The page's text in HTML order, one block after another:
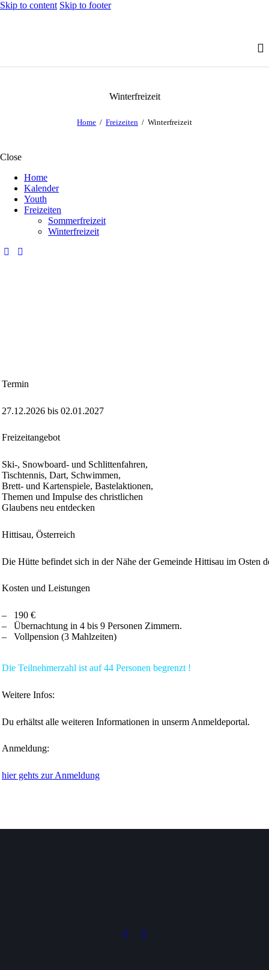
Skip to content Skip to footer
Winterfreizeit
Home Freizeiten Winterfreizeit
Close
Home
Kalender
Youth
Freizeiten
Sommerfreizeit
Winterfreizeit
Termin
27.12.2026 bis 02.01.2027
Freizeitangebot
Ski-, Snowboard- und Schlittenfahren,
Tischtennis, Dart, Schwimmen,
Brett- und Kartenspiele, Bastelaktionen,
Themen und Impulse des christlichen
Glaubens neu entdecken
Hittisau, Österreich
Die Hütte befindet sich in der Nähe der Gemeinde Hittisau im Osten
Kosten und Leistungen
– 190 €
– Übernachtung in 4 bis 9 Personen Zimmern.
– Vollpension (3 Mahlzeiten)
Die Teilnehmerzahl ist auf 44 Personen begrenzt !
Weitere Infos:
Du erhältst alle weiteren Informationen in unserm Anmeldeportal.
Anmeldung:
hier gehts zur Anmeldung